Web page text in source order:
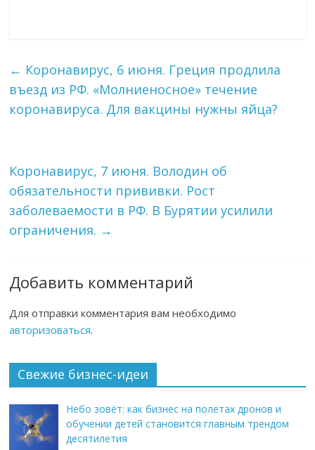
← Коронавирус, 6 июня. Греция продлила
въезд из РФ. «Молниеносное» течение
коронавируса. Для вакцины нужны яйца?
Коронавирус, 7 июня. Володин об
обязательности прививки. Рост
заболеваемости в РФ. В Бурятии усилили
ограничения. →
Добавить комментарий
Для отправки комментария вам необходимо
авторизоваться.
Свежие бизнес-идеи
Небо зовёт: как бизнес на полётах дронов и
обучении детей становится главным трендом
десятилетия